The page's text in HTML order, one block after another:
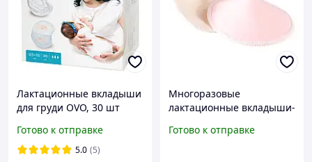
Лактационные вкладыши
для груди OVO, 30 шт
Готово к отправке
5.0 (5)
Многоразовые
лактационные вкладыши-
Готово к отправке